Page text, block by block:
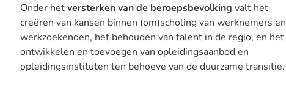
Onder hetversterken van de beroepsbevolking valt het
creëren van kansen binnen (om)scholing van werknemers en
werkzoekenden, het behouden van talent in de regio, en het
ontwikkelen en toevoegen van opleidingsaanbod en
opleidingsinstituten ten behoeve van de duurzame transitie.